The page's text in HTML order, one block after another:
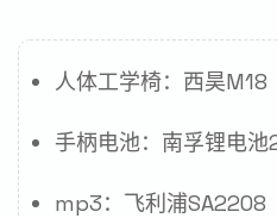
人体工学椅：西昊M18
手柄电池：南孚锂电
mp3：飞利浦SA2208